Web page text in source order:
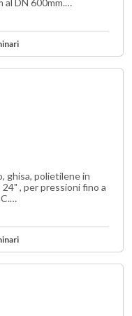
al DN 600mm.…
ghisa, polietilene in
, per pressioni fino a